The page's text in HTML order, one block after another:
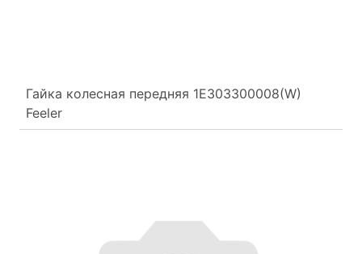
Гайка колесная передняя 1E303300008(W)
Feeler